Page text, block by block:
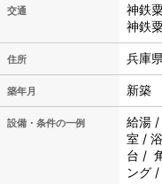
交通
神鉄
神鉄
住所 兵庫
築年月 新築
設備・条件の一例
給湯 /
室 /
台 /
ング